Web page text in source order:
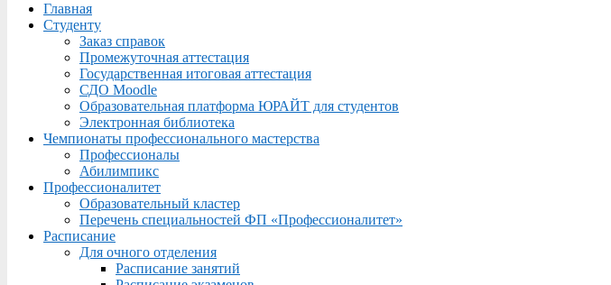
Menu
Главная
Студенту
Заказ справок
Промежуточная аттестация
Государственная итоговая аттестация
СДО Moodle
Образовательная платформа ЮРАЙТ для студентов
Электронная библиотека
Чемпионаты профессионального мастерства
Профессионалы
Абилимпикс
Профессионалитет
Образовательный кластер
Перечень специальностей ФП «Профессионалитет»
Расписание
Для очного отделения
Расписание занятий